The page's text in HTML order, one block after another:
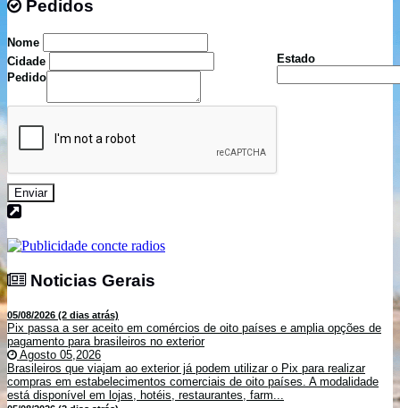
Pedidos
Nome
Cidade
Estado
Pedido
Enviar
Noticias Gerais
05/08/2026 (2 dias atrás)
Pix passa a ser aceito em comércios de oito países e amplia opções de
pagamento para brasileiros no exterior
Agosto 05,2026
Brasileiros que viajam ao exterior já podem utilizar o Pix para realizar
compras em estabelecimentos comerciais de oito países. A modalidade
está disponível em lojas, hotéis, restaurantes, farm...